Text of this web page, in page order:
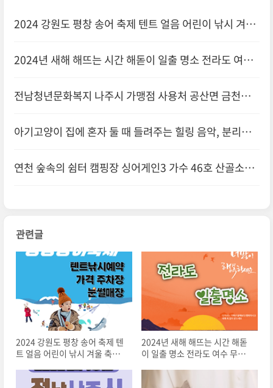
2024 강원도 평창 송어 축제 텐트 얼음 어린이 낚시 겨울
2024년 새해 해뜨는 시간 해돋이 일출 명소 전라도 여수
전남청년문화복지 나주시 가맹점 사용처 공산면 금천면
아기고양이 집에 혼자 둘 때 들려주는 힐링 음악, 분리불
연천 숲속의 쉼터 캠핑장 싱어게인3 가수 46호 산골소녀
관련글
2024 강원도 평창 송어 축제 텐
트 얼음 어린이 낚시 겨울 축제
2024년 새해 해뜨는 시간 해돋
이 일출 명소 전라도 여수 무안